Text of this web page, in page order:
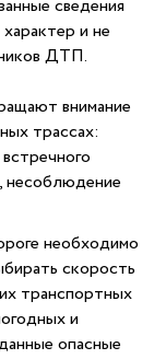
сведения
и не
ДТП.
внимание
трассах:
несоблюдение
необходимо
скорость
транспортных
и
опасные